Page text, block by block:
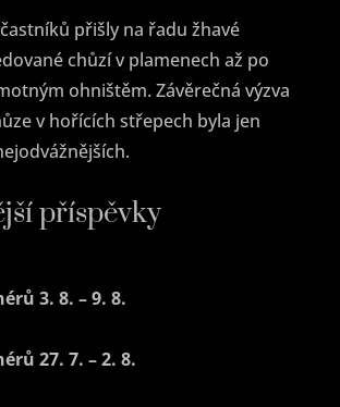
přišly na řadu žhavé
chůzí v plamenech až po
ohništěm. Závěrečná výzva
v hořících střepech byla jen
příspěvky
3. 8. – 9. 8.
27. 7. – 2. 8.